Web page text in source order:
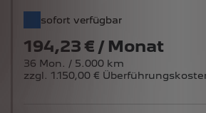
194,23 € / Monat
36 Mon. / 5.000 km
zzgl. 1.150,00 € Überführungskosten